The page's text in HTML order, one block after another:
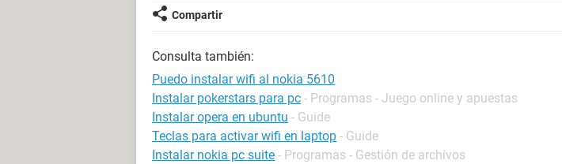
Compartir
Consulta también:
Puedo instalar wifi al nokia 5610
Instalar pokerstars para pc - Programas - Juego online y apuestas
Instalar opera en ubuntu - Guide
Teclas para activar wifi en laptop - Guide
Instalar nokia pc suite - Programas - Gestión de archivos